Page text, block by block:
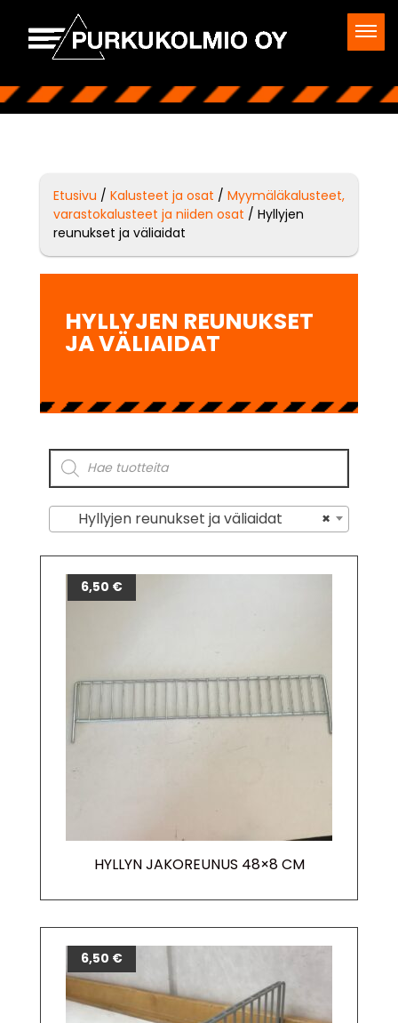
Etusivu / Kalusteet ja osat / Myymäläkalusteet,
varastokalusteet ja niiden osat / Hyllyjen
reunukset ja väliaidat
HYLLYJEN REUNUKSET
JA VÄLIAIDAT
×
Hyllyjen reunukset ja väliaidat
HYLLYN JAKOREUNUS 48×8 CM
6,50 €
6,50 €